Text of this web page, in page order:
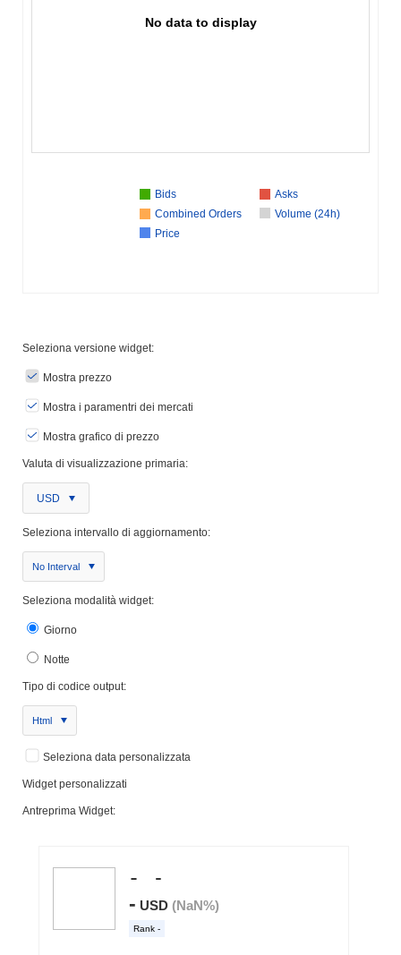
No data to display
Bids
Asks
Combined Orders
Volume (24h)
Price
Seleziona versione widget:
Mostra prezzo
Mostra i paramentri dei mercati
Mostra grafico di prezzo
Valuta di visualizzazione primaria:
USD
Seleziona intervallo di aggiornamento:
No Interval
Seleziona modalità widget:
Giorno
Notte
Tipo di codice output:
Html
Seleziona data personalizzata
Widget personalizzati
Antreprima Widget: